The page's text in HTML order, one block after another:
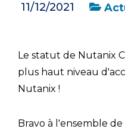
11/12/2021
Le statut de Nutanix
plus haut niveau
Nutanix !
Bravo à l'ensemble de